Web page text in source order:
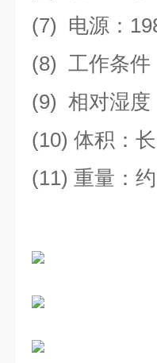
(7) 电源：
(8) 工作条件
(9) 相对湿度
(10) 体积：长
(11) 重量：约